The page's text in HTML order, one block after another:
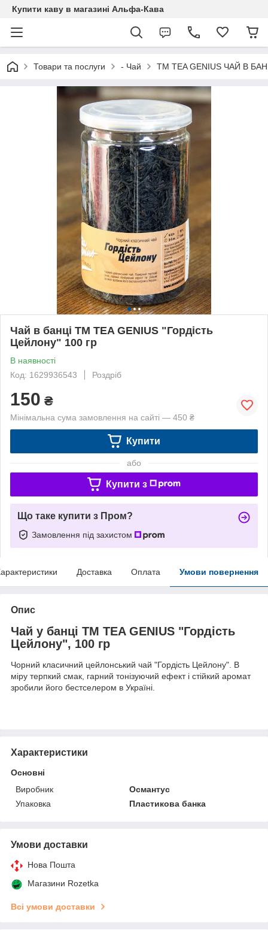
Купити каву в магазині Альфа-Кава
Товари та послуги - Чай TM TEA GENIUS ЧАЙ В
Чай в банці TM TEA GENIUS "Гордість
Цейлону" 100 гр
В наявності
Код: 1629936543
Роздріб
150 ₴
Мінімальна сума замовлення на сайті — 450 ₴
Купити
або
Купити з
Що таке купити з Пром?
Замовлення під захистом
Доставка Оплата Умови повернення
Опис
Чай у банці TM TEA GENIUS "Гордість
Цейлону", 100 гр
Чорний класичний цейлонський чай "Гордість Цейлону". В
міру терпкий смак, гарний тонізуючий ефект і стійкий аромат
зробили його бестселером в Україні.
Характеристики
Основні
Виробник
Османтус
Упаковка
Пластикова банка
Умови доставки
Нова Пошта
Магазини Rozetka
Всі умови доставки